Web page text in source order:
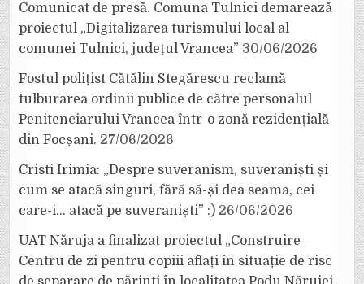
Comunicat de presă. Comuna Tulnici demarează
proiectul „Digitalizarea turismului local al
comunei Tulnici, județul Vrancea” 30/06/2026
Fostul polițist Cătălin Stegărescu reclamă
tulburarea ordinii publice de către personalul
Penitenciarului Vrancea într-o zonă rezidențială
din Focșani. 27/06/2026
Cristi Irimia: „Despre suveranism, suveraniști și
cum se atacă singuri, fără să-și dea seama, cei
care-i… atacă pe suveraniști” :) 26/06/2026
UAT Năruja a finalizat proiectul „Construire
Centru de zi pentru copiii aflați în situație de risc